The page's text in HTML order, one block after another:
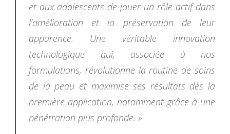
et aux adolescents de jouer un rôle actif dans
l’amélioration et la préservation de leur
apparence. Une véritable innovation
technologique qui, associée à nos
formulations, révolutionne la routine de soins
de la peau et maximise ses résultats dès la
première application, notamment grâce à une
pénétration plus profonde. »